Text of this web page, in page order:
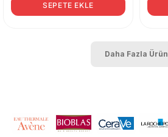
SEPETE EKLE
Daha Fazla Ürün